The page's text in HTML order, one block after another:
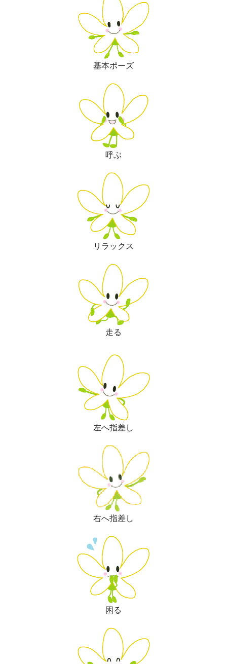
基本ポーズ
呼ぶ
リラックス
走る
左へ指差し
右へ指差し
困る